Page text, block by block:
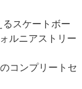
スケートボー
ルニアストリー
コンプリートセ